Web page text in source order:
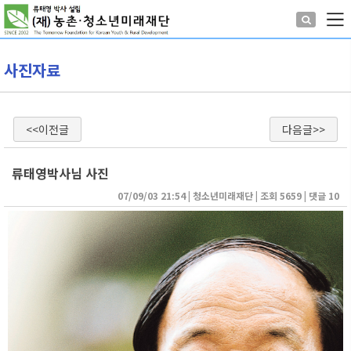
사진자료
<<이전글 다음글>>
류태영박사님 사진
07/09/03 21:54| 청소년미래재단 | 조회 5659 | 댓글 10